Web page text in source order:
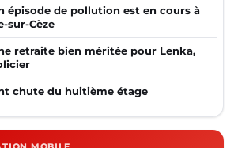
épisode de pollution est en cours à
sur-Cèze
retraite bien méritée pour Lenka,
chute du huitième étage